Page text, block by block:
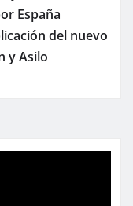
España
del nuevo
y Asilo